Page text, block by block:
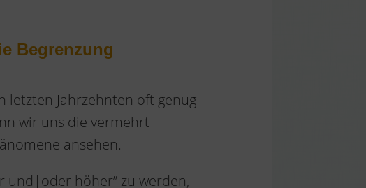
Begrenzung
letzten Jahrzehnten oft genug
wir uns die vermehrt
ansehen.
und|oder höher” zu werden,